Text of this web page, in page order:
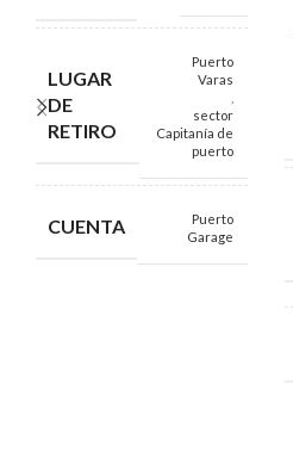
LUGAR
DE
RETIRO
Puerto
Varas
sector
Capitanía de
puerto
CUENTA
Puerto
Garage